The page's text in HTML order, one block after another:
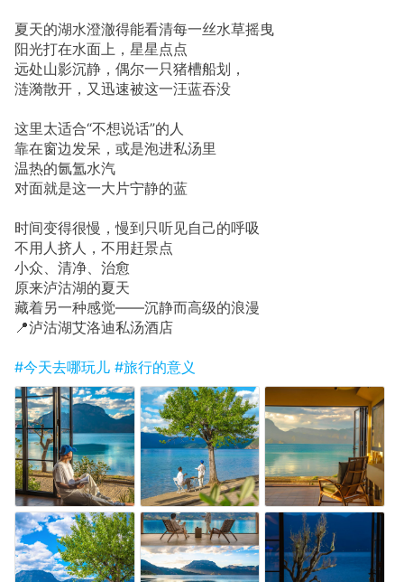
夏天的湖水澄澈得能看清每一丝水草摇曳
阳光打在水面上，星星点点
远处山影沉静，偶尔一只猪槽船划，
涟漪散开，又迅速被这一汪蓝吞没
这里太适合“不想说话”的人
靠在窗边发呆，或是泡进私汤里
温热的氤氲水汽
对面就是这一大片宁静的蓝
时间变得很慢，慢到只听见自己的呼吸
不用人挤人，不用赶景点
小众、清净、治愈
原来泸沽湖的夏天
藏着另一种感觉——沉静而高级的浪漫
📍泸沽湖艾洛迪私汤酒店
#今天去哪玩儿 #旅行的意义